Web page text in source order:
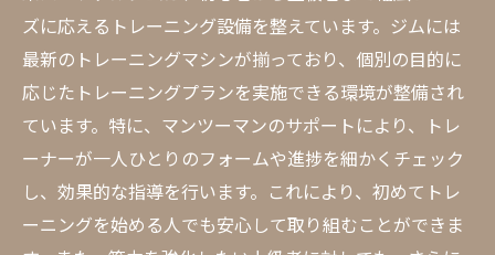
ズに応えるトレーニング設備を整えています。ジムには
最新のトレーニングマシンが揃っており、個別の目的に
応じたトレーニングプランを実施できる環境が整備され
ています。特に、マンツーマンのサポートにより、トレ
ーナーが一人ひとりのフォームや進捗を細かくチェック
し、効果的な指導を行います。これにより、初めてトレ
ーニングを始める人でも安心して取り組むことができま